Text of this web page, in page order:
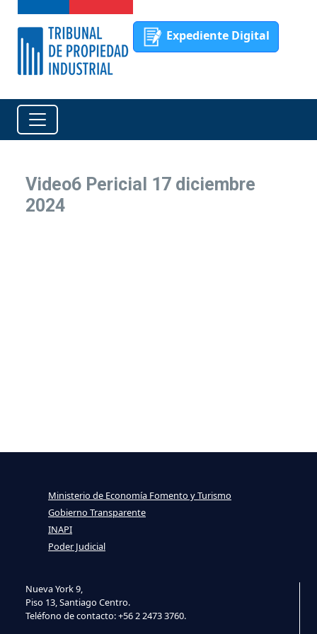
Expediente Digital
Video6 Pericial 17 diciembre
2024
Nueva York 9,
Piso 13, Santiago Centro.
Teléfono de contacto: +56 2 2473 3760.
Ministerio de Economía Fomento y Turismo
Gobierno Transparente
INAPI
Poder Judicial